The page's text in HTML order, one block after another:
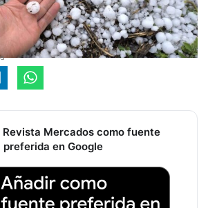
Revista Mercados como fuente
preferida en Google